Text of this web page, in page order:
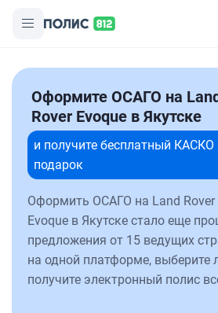
Оформите ОСАГО на
Rover Evoque в Якутске
и получите бесплатный КАСКО
подарок
Оформить ОСАГО на Land Rover
Evoque в Якутске стало еще
предложения от 15 ведущих
на одной платформе, выберите
получите электронный полис